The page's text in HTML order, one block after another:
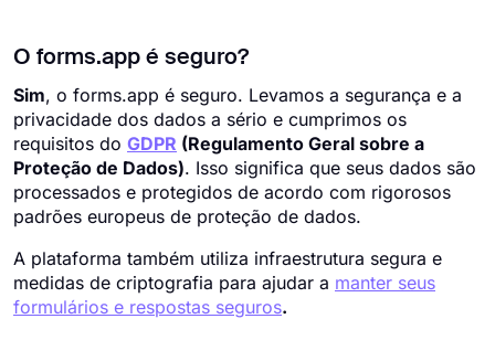
O forms.app é seguro?
Sim, o forms.app é seguro. Levamos a segurança e a
privacidade dos dados a sério e cumprimos os
requisitos do GDPR (Regulamento Geral sobre a
Proteção de Dados). Isso significa que seus dados são
processados e protegidos de acordo com rigorosos
padrões europeus de proteção de dados.
A plataforma também utiliza infraestrutura segura e
medidas de criptografia para ajudar a manter seus
formulários e respostas seguros.